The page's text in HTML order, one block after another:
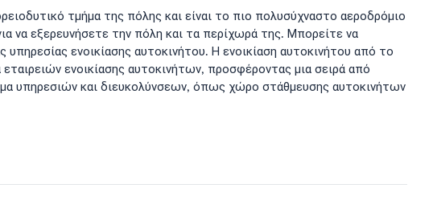
τμήμα της πόλης και είναι το πιο πολυσύχναστο αεροδρόμιο
να εξερευνήσετε την πόλη και τα περίχωρά της. Μπορείτε να
ενοικίασης αυτοκινήτου. Η ενοικίαση αυτοκινήτου από το
ενοικίασης αυτοκινήτων, προσφέροντας μια σειρά από
υπηρεσιών και διευκολύνσεων, όπως χώρο στάθμευσης αυτοκινήτων